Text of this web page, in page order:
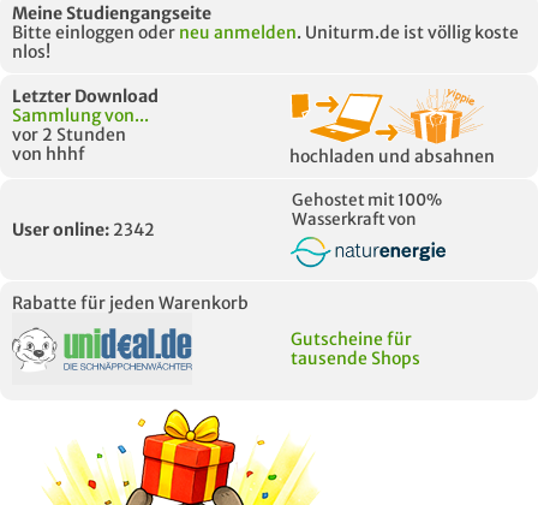
Meine Studiengangseite
Bitte einloggen oder neu anmelden. Uniturm.de ist völlig koste
nlos!
Letzter Download
Sammlung von...
vor 2 Stunden
von hhhf
hochladen und absahnen
User online: 2342
Gehostet mit 100%
Wasserkraft von
Rabatte für jeden Warenkorb
Gutscheine für
tausende Shops